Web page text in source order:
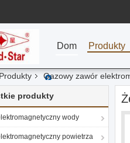
Dom Produkty
Produkty Gazowy zawór
produkty
wody
powietrza